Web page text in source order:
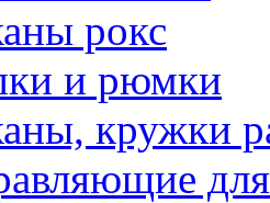
рокс
и рюмки
кружки